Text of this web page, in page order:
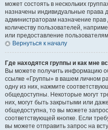
может состоять в нескольких
назначены индивидуальные права
администраторам назначение
количеству пользователей,
или предоставление
Вернуться к началу
Где находятся группы и как мне
Вы можете получить информацию
ссылке «Группы» в вашем личном
одну из них, нажмите
общедоступны. Некоторые могут
них, могут быть закрытыми или
общедоступна, то вы можете
соответствующей кнопке. Если
вы можете отправить запрос на